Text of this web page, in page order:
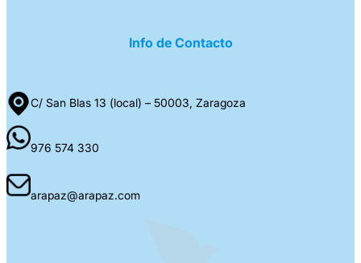
Info de Contacto
C/ San Blas 13 (local) – 50003, Zaragoza
976 574 330
arapaz@arapaz.com